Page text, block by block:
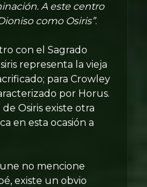
A este centro
como Osiris”.
con el Sagrado
representa la vieja
para Crowley
por Horus.
Osiris existe otra
en esta ocasión a
no mencione
existe un obvio